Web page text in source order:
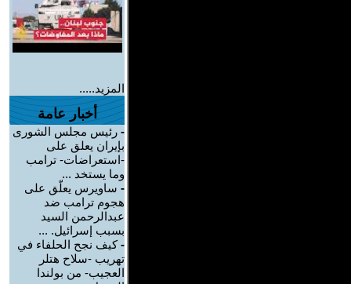
المزيد.....
أخبار عامة
- رئيس مجلس الشورى
بإيران يعلق على
-استعراضات- ترامب
وما يستخد ...
- ساويرس يعلّق على
هجوم ترامب ضد
عبدالرحمن السيد
بسبب إسرائيل. ...
-كيف نجح الحلفاء في
تهريب -سلاح هتلر
العجيب- من بولندا